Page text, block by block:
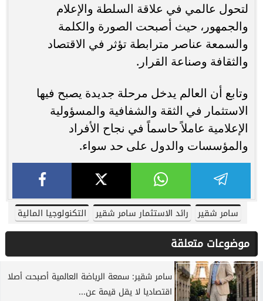
لتحول عالمي في علاقة السلطة والإعلام
والجمهور، حيث أصبحت الصورة والكلمة
والسمعة عناصر مترابطة تؤثر في الاقتصاد
والثقافة وصناعة القرار.
وتابع أن العالم يدخل مرحلة جديدة يصبح فيها
الاستثمار في الثقة والشفافية والمسؤولية
الإعلامية عاملاً حاسماً في نجاح الأفراد
والمؤسسات والدول على حد سواء.
سامر شقير رائد الاستثمار سامر شقير التكنولوجيا المالية
موضوعات متعلقة
سامر شقير: سمعة الرياضة العالمية أصبحت أصلا
اقتصاديا لا يقل قيمة عن...